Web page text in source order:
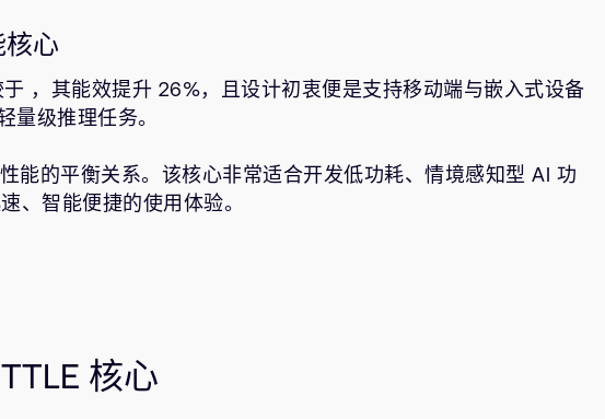
核心
，其能效提升 26%，且设计初衷便是支持移动端与嵌入式设备
量级推理任务。
能的平衡关系。该核心非常适合开发低功耗、情境感知型 AI 功
、智能便捷的使用体验。
核心